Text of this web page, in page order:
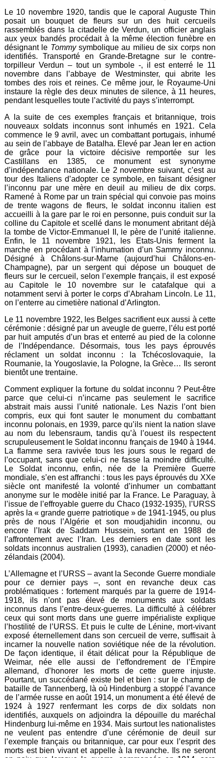
Le 10 novembre 1920, tandis que le caporal Auguste Thin
posait un bouquet de fleurs sur un des huit cercueils
rassemblés dans la citadelle de Verdun, un officier anglais
aux yeux bandés procédait à la même élection funèbre en
désignant le Tommysymbolique au milieu de six corps non
identifiés. Transporté en Grande-Bretagne sur le contre-
torpilleur Verdun – tout un symbole -, il est enterré le 11
novembre dans l’abbaye de Westminster, qui abrite les
tombes des rois et reines. Ce même jour, le Royaume-Uni
instaure la règle des deux minutes de silence, à 11 heures,
pendant lesquelles toute l’activité du pays s’interrompt.
A la suite de ces exemples français et britannique, trois
nouveaux soldats inconnus sont inhumés en 1921. Cela
commence le 9 avril, avec un combattant portugais, inhumé
au sein de l’abbaye de Batalha. Elevé par Jean Ier en action
de grâce pour la victoire décisive remportée sur les
Castillans en 1385, ce monument est synonyme
d’indépendance nationale. Le 2 novembre suivant, c’est au
tour des Italiens d’adopter ce symbole, en faisant désigner
l’inconnu par une mère en deuil au milieu de dix corps.
Ramené à Rome par un train spécial qui convoie pas moins
de trente wagons de fleurs, le soldat inconnu italien est
accueilli à la gare par le roi en personne, puis conduit sur la
colline du Capitole et scellé dans le monument abritant déjà
la tombe de Victor-Emmanuel II, le père de l’unité italienne.
Enfin, le 11 novembre 1921, les Etats-Unis ferment la
marche en procédant à l’inhumation d’un Sammy inconnu.
Désigné à Châlons-sur-Marne (aujourd’hui Châlons-en-
Champagne), par un sergent qui dépose un bouquet de
fleurs sur le cercueil, selon l’exemple français, il est exposé
au Capitole le 10 novembre sur le catafalque qui a
notamment servi à porter le corps d’Abraham Lincoln. Le 11,
on l’enterre au cimetière national d’Arlington.
Le 11 novembre 1922, les Belges sacrifient eux aussi à cette
cérémonie : désigné par un aveugle de guerre, l’élu est porté
par huit amputés d’un bras et enterré au pied de la colonne
de l’Indépendance. Désormais, tous les pays éprouvés
réclament un soldat inconnu : la Tchécoslovaquie, la
Roumanie, la Yougoslavie, la Pologne, la Grèce… Ils seront
bientôt une trentaine.
Comment expliquer la fortune du soldat inconnu ? Peut-être
parce que celui-ci n’incarne pas seulement le sacrifice
abstrait mais aussi l’unité nationale. Les Nazis l’ont bien
compris, eux qui font sauter le monument du combattant
inconnu polonais, en 1939, parce qu’ils nient la nation slave
au nom du lebensraum, tandis qu’à l’ouest ils respectent
scrupuleusement le Soldat inconnu français de 1940 à 1944.
La flamme sera ravivée tous les jours sous le regard de
l’occupant, sans que celui-ci ne fasse la moindre difficulté.
Le Soldat inconnu, enfin, née de la Première Guerre
mondiale, s’en est affranchi : tous les pays éprouvés du XXe
siècle ont manifesté la volonté d’inhumer un combattant
anonyme sur le modèle initié par la France. Le Paraguay, à
l’issue de l’effroyable guerre du Chaco (1932-1935), l’URSS
après la « grande guerre patriotique » de 1941-1945, ou plus
près de nous l’Algérie et son moudjahidin inconnu, ou
encore l’Irak de Saddam Hussein, sortant en 1988 de
l’affrontement avec l’Iran. Les derniers en date sont les
soldats inconnus australien (1993), canadien (2000) et néo-
zélandais (2004).
L’Allemagne et l’URSS – avant la Seconde Guerre mondiale
pour ce dernier pays –, sont en revanche deux cas
problématiques : fortement marqués par la guerre de 1914-
1918, ils n’ont pas élevé de monuments aux soldats
inconnus dans l’entre-deux-guerres. La difficulté à célébrer
ceux qui sont morts dans une guerre impérialiste explique
l’hostilité de l’URSS. Et puis le culte de Lénine, mort-vivant
exposé éternellement dans son cercueil de verre, suffisait à
incarner la nouvelle nation soviétique née de la révolution.
De façon identique, il était délicat pour la République de
Weimar, née elle aussi de l’effondrement de l’Empire
allemand, d’honorer les morts de cette guerre injuste.
Pourtant, un succédané existe bel et bien : sur le champ de
bataille de Tannenberg, là où Hindenburg a stoppé l’avance
de l’armée russe en août 1914, un monument a été élevé de
1924 à 1927 renfermant les corps de dix soldats non
identifiés, auxquels on adjoindra la dépouille du maréchal
Hindenburg lui-même en 1934. Mais surtout les nationalistes
ne veulent pas entendre d’une cérémonie de deuil sur
l’exemple français ou britannique, car pour eux l’esprit des
morts est bien vivant et appelle à la revanche. Ils ne seront